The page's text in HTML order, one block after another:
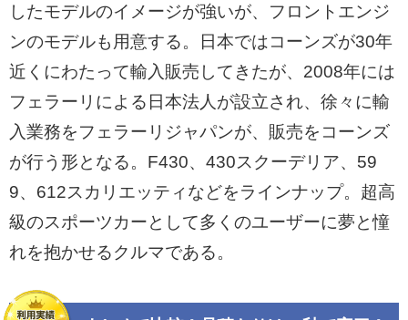
したモデルのイメージが強いが、フロントエンジ
ンのモデルも用意する。日本ではコーンズが30年
近くにわたって輸入販売してきたが、2008年には
フェラーリによる日本法人が設立され、徐々に輸
入業務をフェラーリジャパンが、販売をコーンズ
が行う形となる。F430、430スクーデリア、59
9、612スカリエッティなどをラインナップ。超高
級のスポーツカーとして多くのユーザーに夢と憧
れを抱かせるクルマである。